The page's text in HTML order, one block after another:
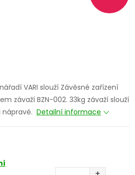
VARI slouží Závěsné zařízení
závaží BZN-002. 33kg závaží slouží
nápravě. Detailní informace